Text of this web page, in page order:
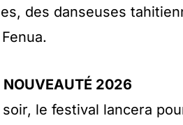
des danseuses
NOUVEAUTÉ 2026
le festival lancera